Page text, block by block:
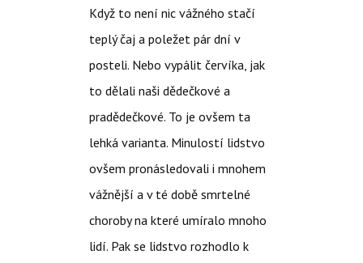
Když to není nic vážného stačí
teplý čaj a poležet pár dní v
posteli. Nebo vypálit červíka, jak
to dělali naši dědečkové a
pradědečkové. To je ovšem ta
lehká varianta. Minulostí lidstvo
ovšem pronásledovali i mnohem
vážnější a v té době smrtelné
choroby na které umíralo mnoho
lidí. Pak se lidstvo rozhodlo k